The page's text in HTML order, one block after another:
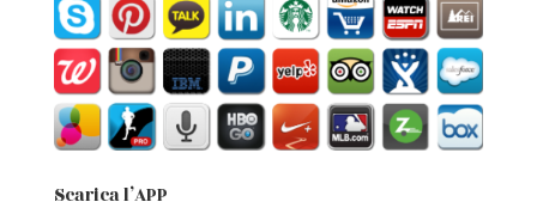
Scarica l’APP